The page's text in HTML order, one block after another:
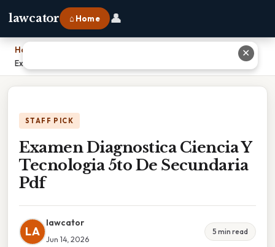
lawcator ⌂ Home 👤
Home
Examen Diagnostica Ciencia Y Tecnologia 5to De Secundaria Pdf
STAFF PICK
Examen Diagnostica Ciencia Y
Tecnologia 5to De Secundaria
Pdf
LA
lawcator
Jun 14, 2026
5 min read
✕